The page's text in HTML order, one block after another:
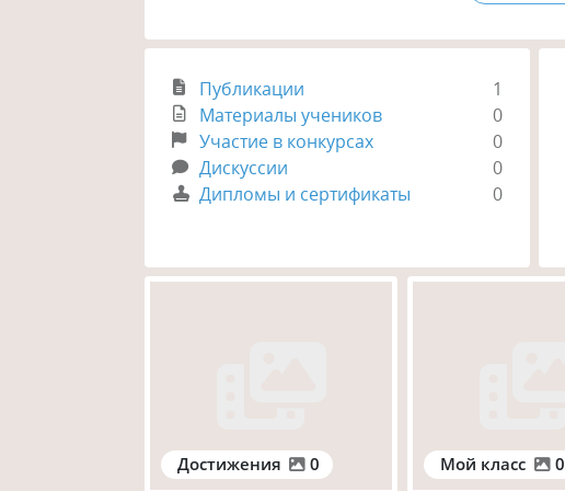
Публикации
1
Материалы учеников
0
Участие в конкурсах
0
Дискуссии
0
Дипломы и сертификаты
0
Достижения 0 Мой класс 0